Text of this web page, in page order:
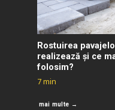
Rostuirea
realizează și ce
folosim?
7min
mai multe →